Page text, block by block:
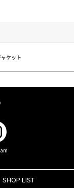
ャケット
SHOP LIST